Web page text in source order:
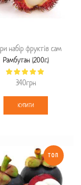
набір фруктів сам
Рамбутан (200г.)
340грн
КУПИТИ
ТОП